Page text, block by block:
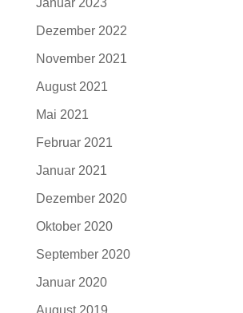
Januar 2023
Dezember 2022
November 2021
August 2021
Mai 2021
Februar 2021
Januar 2021
Dezember 2020
Oktober 2020
September 2020
Januar 2020
August 2019